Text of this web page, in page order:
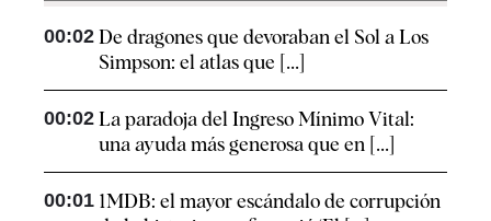
00:02 De dragones que devoraban el Sol a Los
Simpson: el atlas que [...]
00:02 La paradoja del Ingreso Mínimo Vital:
una ayuda más generosa que en [...]
00:01 1MDB: el mayor escándalo de corrupción